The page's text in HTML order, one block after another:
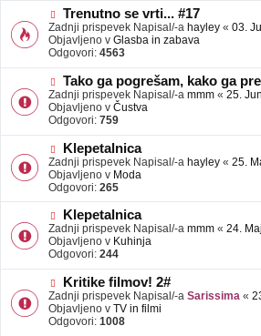
b
a
v
e
N
o
v
e
b
a
v
e
Trenutno se vrti... #17
Zadnji prispevek Napisal/-a hayley « 03.
Objavljeno v Glasba in zabava
Odgovori: 4563
N
o
v
e
o
b
a
v
e
Tako ga pogrešam, kako ga
Zadnji prispevek Napisal/-a mmm « 25.
Objavljeno v Čustva
Odgovori: 759
N
o
v
e
o
b
a
v
e
Klepetalnica
Zadnji prispevek Napisal/-a hayley « 25.
Objavljeno v Moda
Odgovori: 265
N
o
v
e
b
a
v
e
Klepetalnica
Zadnji prispevek Napisal/-a mmm « 24.
Objavljeno v Kuhinja
Odgovori: 244
N
o
v
e
Kritike filmov! 2#
Zadnji prispevek Napisal/-a Sarissima «
Objavljeno v TV in filmi
Odgovori: 1008